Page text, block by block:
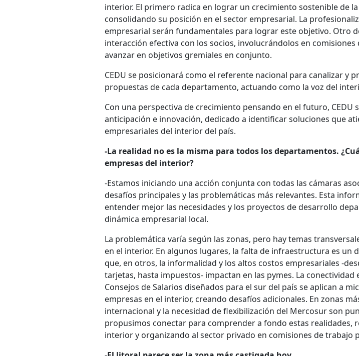
interior. El primero radica en lograr un crecimiento sostenible de
consolidando su posición en el sector empresarial. La
empresarial serán fundamentales para lograr este objetivo. Otro
interacción efectiva con los socios, involucrándolos en
avanzar en objetivos gremiales en conjunto.
CEDU se posicionará como el referente nacional para canalizar y
propuestas de cada departamento, actuando como la voz del
Con una perspectiva de crecimiento pensando en el futuro, CEDU
anticipación e innovación, dedicado a identificar soluciones que
empresariales del interior del país.
-La realidad no es la misma para todos los departamentos.
empresas del interior?
-Estamos iniciando una acción conjunta con todas las cámaras
desafíos principales y las problemáticas más relevantes. Esta
entender mejor las necesidades y los proyectos de desarrollo
dinámica empresarial local.
La problemática varía según las zonas, pero hay temas
en el interior. En algunos lugares, la falta de infraestructura es un
que, en otros, la informalidad y los altos costos empresariales -
tarjetas, hasta impuestos- impactan en las pymes. La
Consejos de Salarios diseñados para el sur del país se aplican a
empresas en el interior, creando desafíos adicionales. En zonas
internacional y la necesidad de flexibilización del Mercosur son
propusimos conectar para comprender a fondo estas realidades,
interior y organizando al sector privado en comisiones de trabajo